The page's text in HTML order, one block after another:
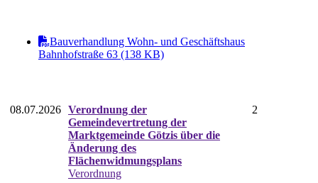
Bauverhandlung Wohn- und Geschäftshaus
Bahnhofstraße 63 (138 KB)
08.07.2026 Verordnung der
Gemeindevertretung der
Marktgemeinde Götzis über die
Änderung des
Flächenwidmungsplans
Verordnung
2